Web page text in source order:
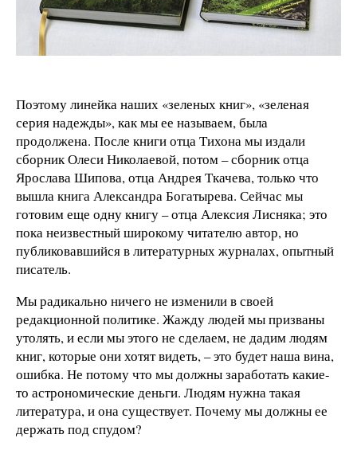
Поэтому линейка наших «зеленых книг», «зеленая
серия надежды», как мы ее называем, была
продолжена. После книги отца Тихона мы издали
сборник Олеси Николаевой, потом – сборник отца
Ярослава Шипова, отца Андрея Ткачева, только что
вышла книга Александра Богатырева. Сейчас мы
готовим еще одну книгу – отца Алексия Лисняка; это
пока неизвестный широкому читателю автор, но
публиковавшийся в литературных журналах, опытный
писатель.
Мы радикально ничего не изменили в своей
редакционной политике. Жажду людей мы призваны
утолять, и если мы этого не сделаем, не дадим людям
книг, которые они хотят видеть, – это будет наша вина,
ошибка. Не потому что мы должны заработать какие-
то астрономические деньги. Людям нужна такая
литература, и она существует. Почему мы должны ее
держать под спудом?